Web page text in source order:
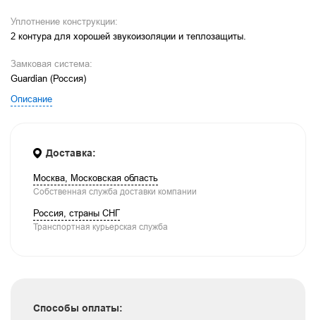
Уплотнение конструкции:
2 контура для хорошей звукоизоляции и теплозащиты.
Замковая система:
Guardian (Россия)
Описание
Доставка:
Москва, Московская область
Собственная служба доставки компании
Россия, страны СНГ
Транспортная курьерская служба
Способы оплаты: